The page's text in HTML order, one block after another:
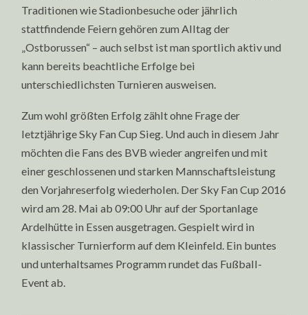
Traditionen wie Stadionbesuche oder jährlich
stattfindende Feiern gehören zum Alltag der
„Ostborussen“ – auch selbst ist man sportlich aktiv und
kann bereits beachtliche Erfolge bei
unterschiedlichsten Turnieren ausweisen.
Zum wohl größten Erfolg zählt ohne Frage der
letztjährige Sky Fan Cup Sieg. Und auch in diesem Jahr
möchten die Fans des BVB wieder angreifen und mit
einer geschlossenen und starken Mannschaftsleistung
den Vorjahreserfolg wiederholen. Der Sky Fan Cup 2016
wird am 28. Mai ab 09:00 Uhr auf der Sportanlage
Ardelhütte in Essen ausgetragen. Gespielt wird in
klassischer Turnierform auf dem Kleinfeld. Ein buntes
und unterhaltsames Programm rundet das Fußball-
Event ab.